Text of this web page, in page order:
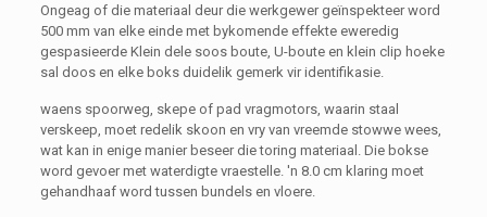
Ongeag of die materiaal deur die werkgewer geïnspekteer word
500 mm van elke einde met bykomende effekte eweredig
gespasieerde Klein dele soos boute, U-boute en klein clip hoeke
sal doos en elke boks duidelik gemerk vir identifikasie.
waens spoorweg, skepe of pad vragmotors, waarin staal
verskeep, moet redelik skoon en vry van vreemde stowwe wees,
wat kan in enige manier beseer die toring materiaal. Die bokse
word gevoer met waterdigte vraestelle. 'n 8.0 cm klaring moet
gehandhaaf word tussen bundels en vloere.